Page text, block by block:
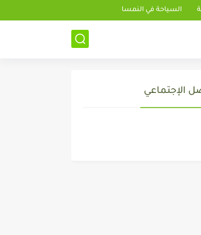
السياحة في النمسا
الإجتماعي